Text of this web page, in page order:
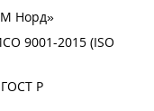
Норд»
9001-2015 (ISO
Р